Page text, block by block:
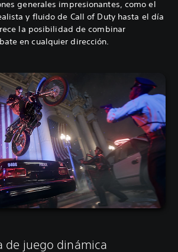
generales impresionantes, como el
y fluido de Call of Duty hasta el día
la posibilidad de combinar
en cualquier dirección.
de juego dinámica